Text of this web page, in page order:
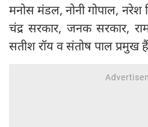
मनोस मंडल, नोनी गोपाल, नरेश
चंद्र सरकार, जनक सरकार,
सतीश रॉय व संतोष पाल प्रमुख